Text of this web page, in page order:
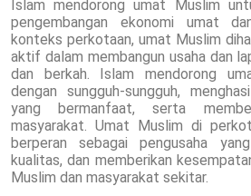
Islam mendorong umat Muslim
pengembangan ekonomi umat
konteks perkotaan, umat Muslim
aktif dalam membangun usaha dan
dan berkah. Islam mendorong
dengan sungguh-sungguh,
yang bermanfaat, serta
masyarakat. Umat Muslim di
berperan sebagai pengusaha
kualitas, dan memberikan
Muslim dan masyarakat sekitar.